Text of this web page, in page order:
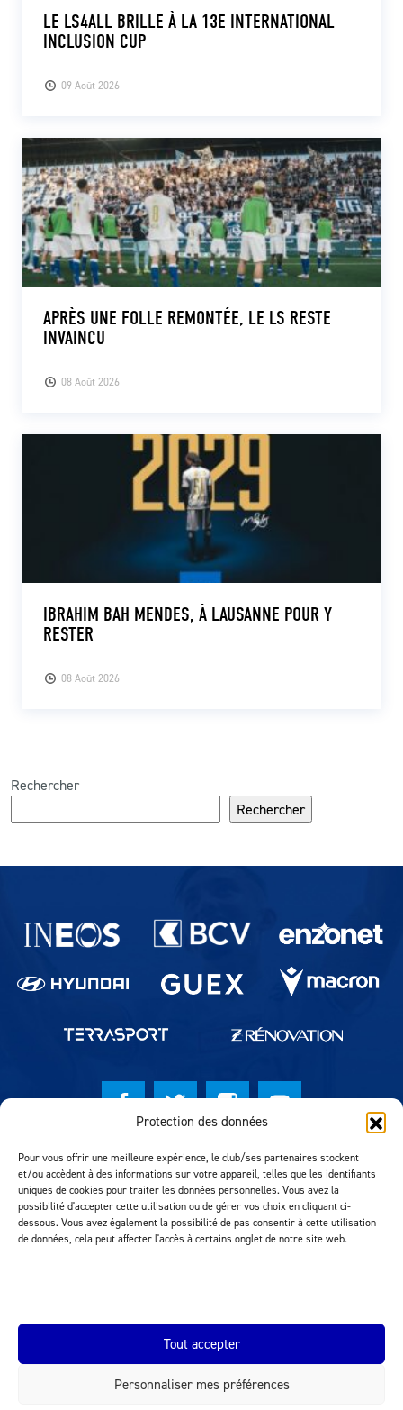
Protection des données
Pour vous offrir une meilleure expérience, le club/ses partenaires stockent
et/ou accèdent à des informations sur votre appareil, telles que les identifiants
uniques de cookies pour traiter les données personnelles. Vous avez la
possibilité d'accepter cette utilisation ou de gérer vos choix en cliquant ci-
dessous. Vous avez également la possibilité de pas consentir à cette utilisation
de données, cela peut affecter l'accès à certains onglet de notre site web.
Tout accepter
Personnaliser mes préférences
LS ACADEMY CAMPS
MATCH DES CELEBRITES
09 Août 2026
LE LS4ALL BRILLE À LA 13E INTERNATIONAL
INCLUSION CUP
08 Août 2026
APRÈS UNE FOLLE REMONTÉE, LE LS RESTE
INVAINCU
08 Août 2026
IBRAHIM BAH MENDES, À LAUSANNE POUR Y
RESTER
Rechercher
Rechercher
Partenaires du lausanne-Sport
© Lausanne Sport Football Club 2026
Réalisation MTM Agency